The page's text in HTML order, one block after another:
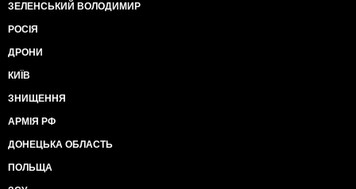
ЗЕЛЕНСЬКИЙ ВОЛОДИМИР
РОСІЯ
ДРОНИ
КИЇВ
ЗНИЩЕННЯ
АРМІЯ РФ
ДОНЕЦЬКА ОБЛАСТЬ
ПОЛЬЩА